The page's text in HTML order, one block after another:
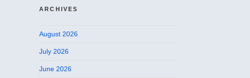
ARCHIVES
August 2026
July 2026
June 2026